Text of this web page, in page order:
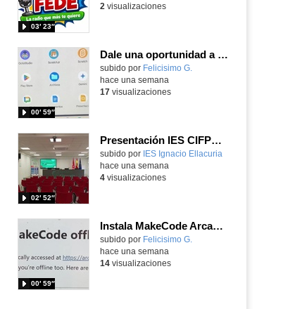
03′ 23″
2 visualizaciones
Dale una oportunidad a los Chromebooks y utiliza un proyector para realizar talleres si no tienes pantallas táctiles
Contenido educativo.
subido por Felicisimo G.
00′ 59″
hace una semana
17visualizaciones
Presentación IES CIFPD Ignacio Ellacuría
Contenido educativo.
subido por IES Ignacio Ellacuria
02′ 52″
hace una semana
4visualizaciones
Instala MakeCode Arcade para trabajar offline en tu tablet, ordenador, Chromebook
Contenido educativo.
subido por Felicisimo G.
00′ 59″
hace una semana
14visualizaciones